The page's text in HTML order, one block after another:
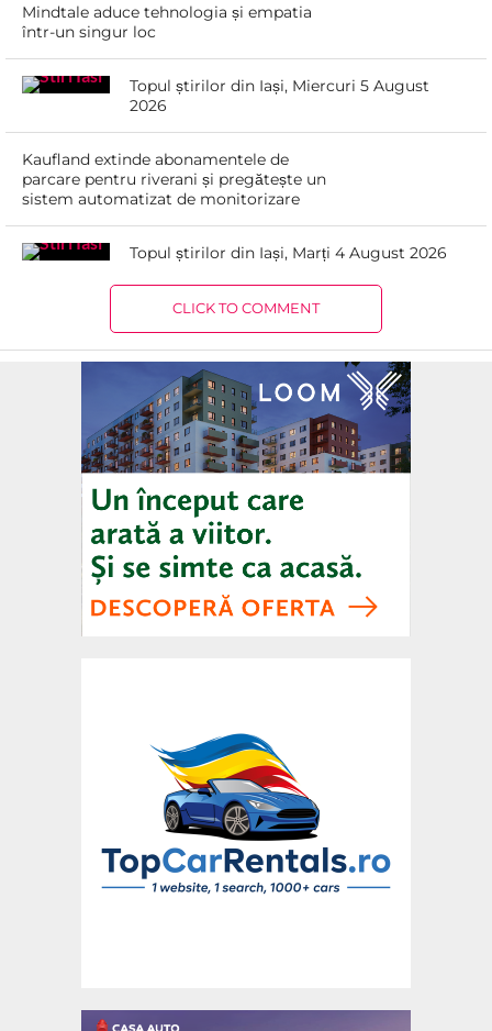
Mindtale aduce tehnologia și empatia
într-un singur loc
Topul știrilor din Iași, Miercuri 5 August
2026
Kaufland extinde abonamentele de
parcare pentru riverani și pregătește un
sistem automatizat de monitorizare
Topul știrilor din Iași, Marți 4 August 2026
CLICK TO COMMENT